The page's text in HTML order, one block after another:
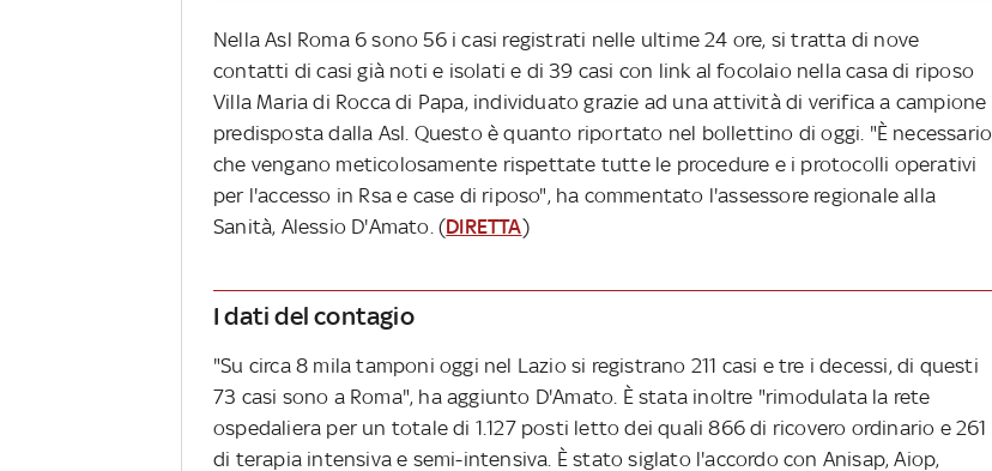
Nella Asl Roma 6 sono 56 i casi registrati nelle ultime 24 ore, si tratta di nove
contatti di casi già noti e isolati e di 39 casi con link al focolaio nella casa di riposo
Villa Maria di Rocca di Papa, individuato grazie ad una attività di verifica a campione
predisposta dalla Asl. Questo è quanto riportato nel bollettino di oggi. "È necessario
che vengano meticolosamente rispettate tutte le procedure e i protocolli operativi
per l'accesso in Rsa e case di riposo", ha commentato l'assessore regionale alla
Sanità, Alessio D'Amato. (DIRETTA)
I dati del contagio
"Su circa 8 mila tamponi oggi nel Lazio si registrano 211 casi e tre i decessi, di questi
73 casi sono a Roma", ha aggiunto D'Amato. È stata inoltre "rimodulata la rete
ospedaliera per un totale di 1.127 posti letto dei quali 866 di ricovero ordinario e 261
di terapia intensiva e semi-intensiva. È stato siglato l'accordo con Anisap, Aiop,